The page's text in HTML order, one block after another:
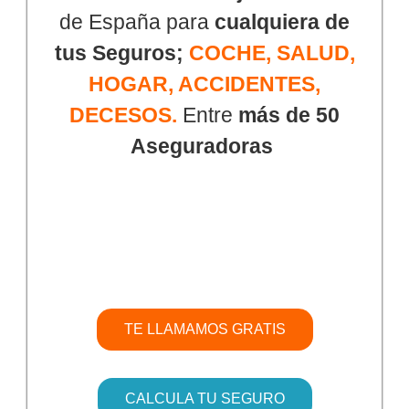
de España para cualquiera de
tus Seguros; COCHE, SALUD,
HOGAR, ACCIDENTES,
DECESOS. Entre más de 50
Aseguradoras
TE LLAMAMOS GRATIS
CALCULA TU SEGURO